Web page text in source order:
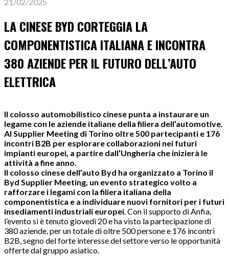
21/02/2025
LA CINESE BYD CORTEGGIA LA
COMPONENTISTICA ITALIANA E INCONTRA
380 AZIENDE PER IL FUTURO DELL’AUTO
ELETTRICA
Il colosso automobilistico cinese punta a instaurare un
legame con le aziende italiane della filiera dell’automotive.
Al Supplier Meeting di Torino oltre 500 partecipanti e 176
incontri B2B per esplorare collaborazioni nei futuri
impianti europei, a partire dall’Ungheria che inizierà le
attività a fine anno.
Il colosso cinese dell’auto Byd ha organizzato a Torino il
Byd Supplier Meeting, un evento strategico volto a
rafforzare i legami con la filiera italiana della
componentistica e a individuare nuovi fornitori per i futuri
insediamenti industriali europei. Con il supporto di Anfia,
l’evento si è tenuto giovedì 20 e ha visto la partecipazione di
380 aziende, per un totale di oltre 500 persone e 176 incontri
B2B, segno del forte interesse del settore verso le opportunità
offerte dal gruppo asiatico.